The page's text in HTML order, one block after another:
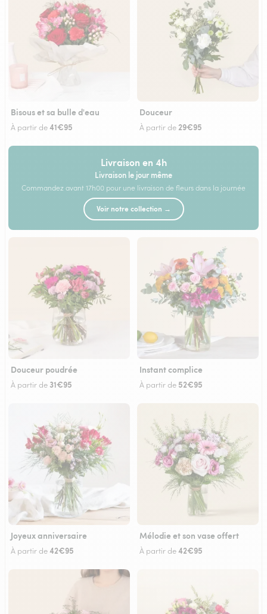
Bisous et sa bulle d'eau
À partir de41€95
Douceur
À partir de29€95
Livraison en 4h
Livraison le jour même
Commandez avant 17h00 pour une livraison de fleurs dans la journée
Voir notre collection →
Douceur poudrée
À partir de 31€95
Instant complice
À partir de 52€95
Joyeux anniversaire
À partir de42€95
Mélodie et son vase offert
À partir de42€95